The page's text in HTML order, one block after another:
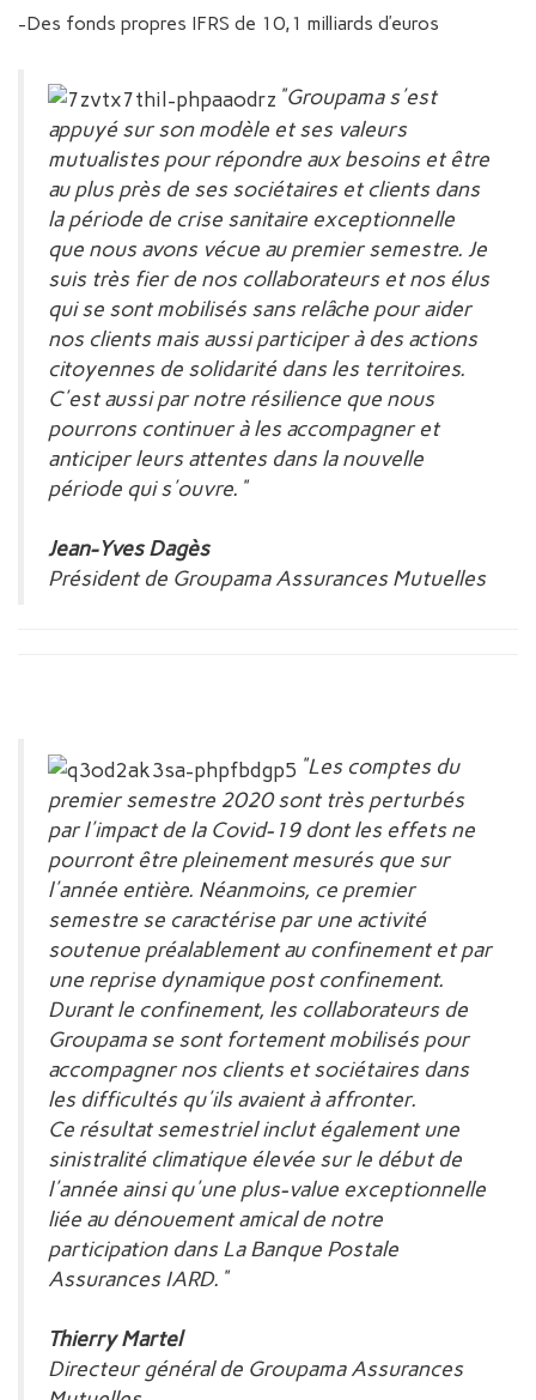
-Des fonds propres IFRS de 10,1 milliards d’euros
"Groupama s'est
appuyé sur son modèle et ses valeurs
mutualistes pour répondre aux besoins et être
au plus près de ses sociétaires et clients dans
la période de crise sanitaire exceptionnelle
que nous avons vécue au premier semestre. Je
suis très fier de nos collaborateurs et nos élus
qui se sont mobilisés sans relâche pour aider
nos clients mais aussi participer à des actions
citoyennes de solidarité dans les territoires.
C'est aussi par notre résilience que nous
pourrons continuer à les accompagner et
anticiper leurs attentes dans la nouvelle
période qui s'ouvre."
Jean-Yves Dagès
Président de Groupama Assurances Mutuelles
"Les comptes du
premier semestre 2020 sont très perturbés
par l'impact de la Covid-19 dont les effets ne
pourront être pleinement mesurés que sur
l'année entière. Néanmoins, ce premier
semestre se caractérise par une activité
soutenue préalablement au confinement et par
une reprise dynamique post confinement.
Durant le confinement, les collaborateurs de
Groupama se sont fortement mobilisés pour
accompagner nos clients et sociétaires dans
les difficultés qu'ils avaient à affronter.
Ce résultat semestriel inclut également une
sinistralité climatique élevée sur le début de
l'année ainsi qu'une plus-value exceptionnelle
liée au dénouement amical de notre
participation dans La Banque Postale
Assurances IARD."
Thierry Martel
Directeur général de Groupama Assurances